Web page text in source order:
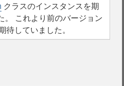
クラスのインスタンスを期
。 これより前のバージョン
待していました。